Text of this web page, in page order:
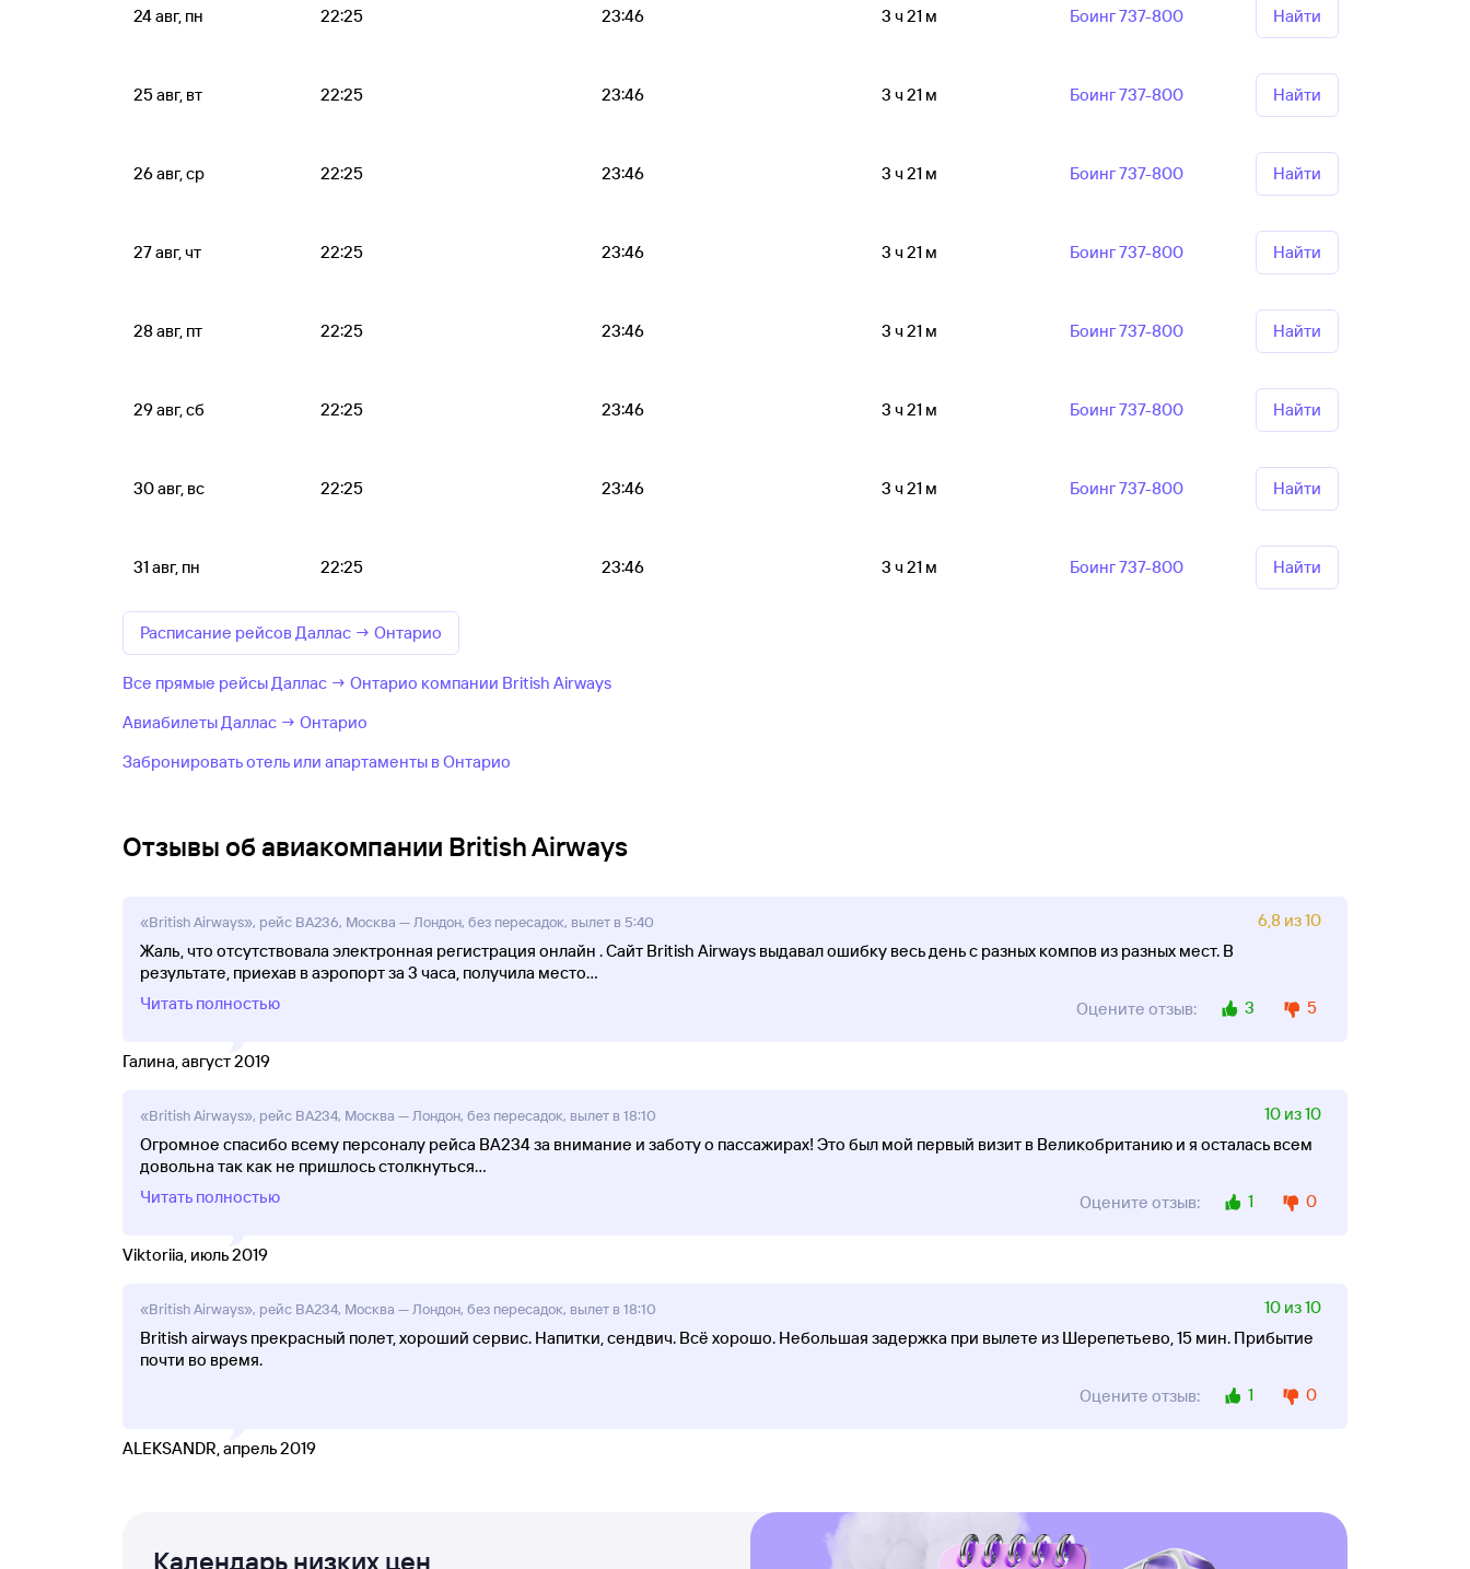
24 авг, пн 22:25 23:46 3 ч 21 м Боинг 737-800 Найти
25 авг, вт 22:25 23:46 3 ч 21 м Боинг 737-800 Найти
26 авг, ср 22:25 23:46 3 ч 21 м Боинг 737-800 Найти
27 авг, чт 22:25 23:46 3 ч 21 м Боинг 737-800 Найти
28 авг, пт 22:25 23:46 3 ч 21 м Боинг 737-800 Найти
29 авг, сб 22:25 23:46 3 ч 21 м Боинг 737-800 Найти
30 авг, вс 22:25 23:46 3 ч 21 м Боинг 737-800 Найти
31 авг, пн 22:25 23:46 3 ч 21 м Боинг 737-800 Найти
Расписание рейсов Даллас → Онтарио
Все прямые рейсы Даллас → Онтарио компании British Airways
Авиабилеты Даллас → Онтарио
Забронировать отель или апартаменты в Онтарио
Отзывы об авиакомпании British Airways
«British Airways», рейс BA236, Москва — Лондон, без пересадок, вылет в 5:40
6,8 из 10
Жаль, что отсутствовала электронная регистрация онлайн . Сайт British Airways выдавал ошибку весь день с разных компов из разных мест. В
результате, приехав в аэропорт за 3 часа, получила место...
Читать полностью
Оцените отзыв: 3 5
Галина, август 2019
«British Airways», рейс BA234, Москва — Лондон, без пересадок, вылет в 18:10
10 из 10
Огромное спасибо всему персоналу рейса ВА234 за внимание и заботу о пассажирах! Это был мой первый визит в Великобританию и я осталась всем
довольна так как не пришлось столкнуться...
Читать полностью
Оцените отзыв: 1 0
Viktoriia, июль 2019
«British Airways», рейс BA234, Москва — Лондон, без пересадок, вылет в 18:10
10 из 10
British airways прекрасный полет, хороший сервис. Напитки, сендвич. Всё хорошо. Небольшая задержка при вылете из Шерепетьево, 15 мин. Прибытие
почти во время.
Оцените отзыв:
1 0
ALEKSANDR, апрель 2019
Календарь низких цен